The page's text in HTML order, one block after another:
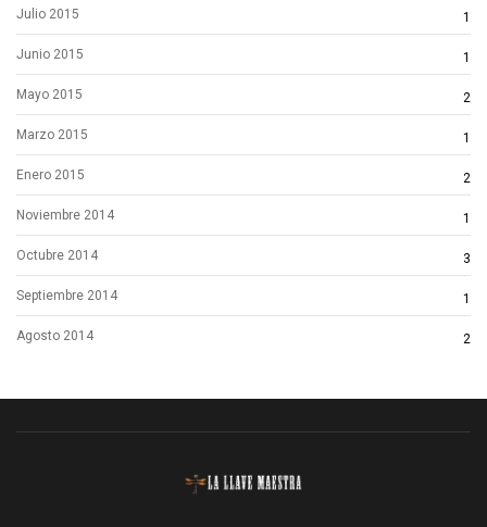
Julio 2015 1
Junio 2015 1
Mayo 2015 2
Marzo 2015 1
Enero 2015 2
Noviembre 2014 1
Octubre 2014 3
Septiembre 2014 1
Agosto 2014 2